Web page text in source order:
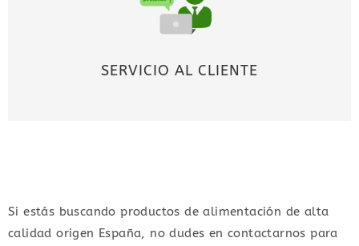
SERVICIO AL CLIENTE
Si estás buscando productos de alimentación de alta
calidad origen España, no dudes en contactarnos para